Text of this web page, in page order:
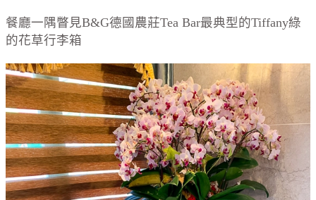
餐廳一隅瞥見B&G德國農莊Tea Bar最典型的Tiffany綠
的花草行李箱